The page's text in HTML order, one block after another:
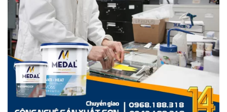
Có lẽ đây sẽ là phần được nhiều khách hàng mong chờ nhất,
hãy cùng chúng tôi điểm qua những thương hiệu sơn chống
nóng tốt nhất nào.
Sơn chống nóng tường topping s86 là loại sơn được sản
xuất bởi công nghệ tiên tiến hàng đầu và luôn mang đến giải
pháp bảo vệ hoàn hảo nhất, đặc biệt là khả năng chống nóng
cho tường trong mỗi mùa nắng nóng của năm. Sơn lót chống
nóng tường s66 được sản xuất để làm lớp nền lót trước khi